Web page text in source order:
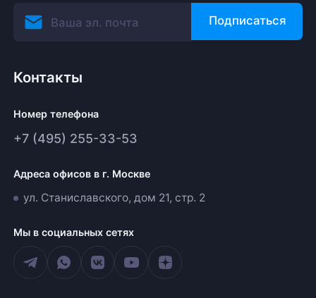
Подписаться
Контакты
Номер телефона
+7 (495) 255-33-53
Адреса офисов в г. Москве
ул. Станиславского, дом 21, стр. 2
Мы в социальных сетях